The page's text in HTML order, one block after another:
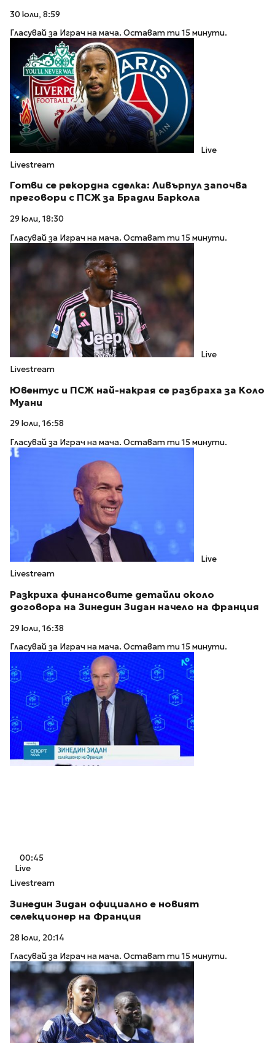
30 юли, 8:59
Гласувай за Играч на мача. Остават ти 15 минути.
Live
Livestream
Готви се рекордна сделка: Ливърпул започва
преговори с ПСЖ за Брадли Баркола
29 юли, 18:30
Гласувай за Играч на мача. Остават ти 15 минути.
Live
Livestream
Ювентус и ПСЖ най-накрая се разбраха за Коло
Муани
29 юли, 16:58
Гласувай за Играч на мача. Остават ти 15 минути.
Live
Livestream
Разкриха финансовите детайли около
договора на Зинедин Зидан начело на Франция
29 юли, 16:38
Гласувай за Играч на мача. Остават ти 15 минути.
00:45
Live
Livestream
Зинедин Зидан официално е новият
селекционер на Франция
28 юли, 20:14
Гласувай за Играч на мача. Остават ти 15 минути.